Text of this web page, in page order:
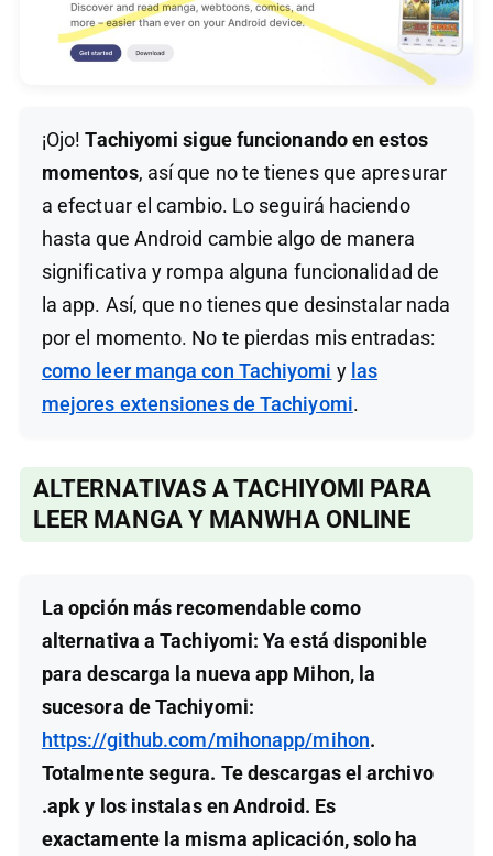
¡Ojo!Tachiyomi sigue funcionando en estos
momentos, así que no te tienes que apresurar
a efectuar el cambio. Lo seguirá haciendo
hasta que Android cambie algo de manera
significativa y rompa alguna funcionalidad de
la app. Así, que no tienes que desinstalar nada
por el momento. No te pierdas mis entradas:
como leer manga con Tachiyomi y las
mejores extensiones de Tachiyomi.
ALTERNATIVAS A TACHIYOMI PARA
LEER MANGA Y MANWHA ONLINE
La opción más recomendable como
alternativa a Tachiyomi: Ya está disponible
para descarga la nueva app Mihon, la
sucesora de Tachiyomi:
https://github.com/mihonapp/mihon.
Totalmente segura. Te descargas el archivo
.apk y los instalas en Android. Es
exactamente la misma aplicación, solo ha